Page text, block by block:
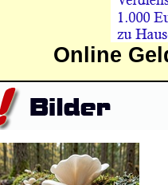
Online